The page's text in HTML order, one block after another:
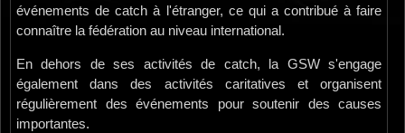
événements de catch à l'étranger, ce qui a contribué à faire
connaître la fédération au niveau international.
En dehors de ses activités de catch, la GSW s'engage
également dans des activités caritatives et organisent
régulièrement des événements pour soutenir des causes
importantes.